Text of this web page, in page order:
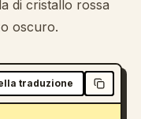
di cristallo rossa
oscuro.
traduzione